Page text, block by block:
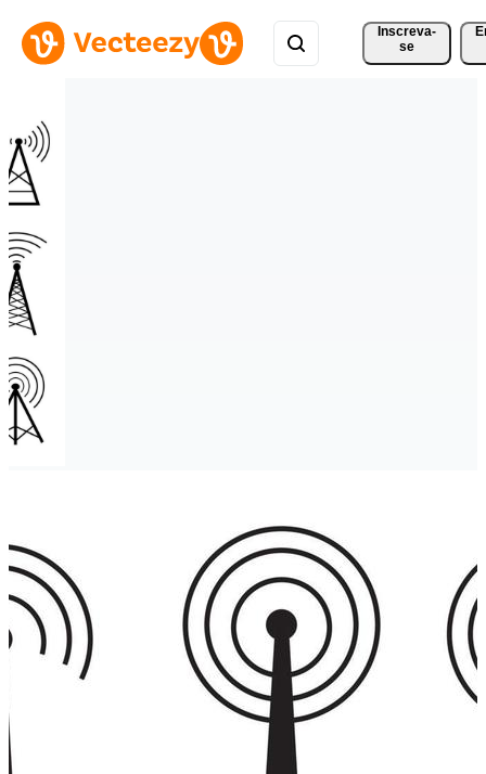
Inscreva-
se